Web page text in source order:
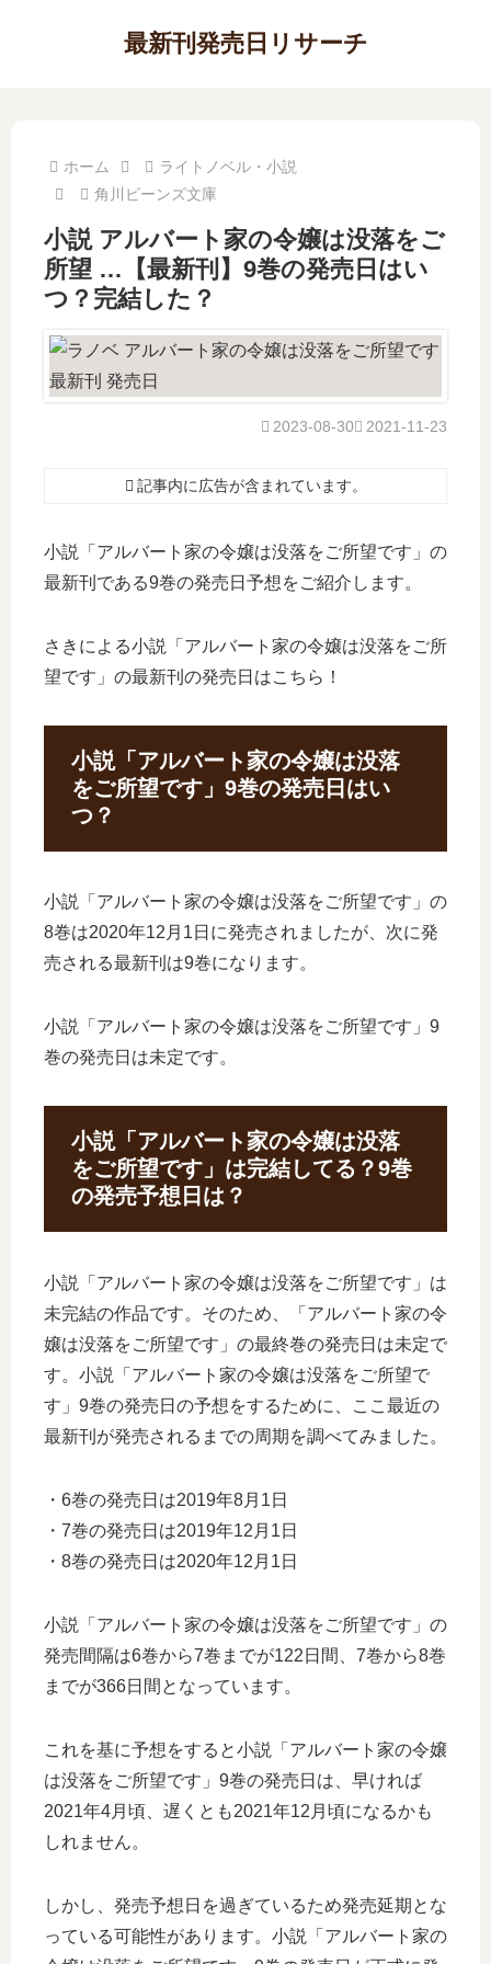
最新刊発売日リサーチ
ホーム
ライトノベル・小説
角川ビーンズ文庫
小説 アルバート家の令嬢は没落をご
所望 …【最新刊】9巻の発売日はい
つ？完結した？
2021-11-23
2023-08-30
記事内に広告が含まれています。
小説「アルバート家の令嬢は没落をご所望です」の
最新刊である9巻の発売日予想をご紹介します。
さきによる小説「アルバート家の令嬢は没落をご所
望です」の最新刊の発売日はこちら！
小説「アルバート家の令嬢は没落
をご所望です」9巻の発売日はい
つ？
小説「アルバート家の令嬢は没落をご所望です」の
8巻は2020年12月1日に発売されましたが、次に発
売される最新刊は9巻になります。
小説「アルバート家の令嬢は没落をご所望です」9
巻の発売日は未定です。
小説「アルバート家の令嬢は没落
をご所望です」は完結してる？9巻
の発売予想日は？
小説「アルバート家の令嬢は没落をご所望です」は
未完結の作品です。そのため、「アルバート家の令
嬢は没落をご所望です」の最終巻の発売日は未定で
す。小説「アルバート家の令嬢は没落をご所望で
す」9巻の発売日の予想をするために、ここ最近の
最新刊が発売されるまでの周期を調べてみました。
・6巻の発売日は2019年8月1日
・7巻の発売日は2019年12月1日
・8巻の発売日は2020年12月1日
小説「アルバート家の令嬢は没落をご所望です」の
発売間隔は6巻から7巻までが122日間、7巻から8巻
までが366日間となっています。
これを基に予想をすると小説「アルバート家の令嬢
は没落をご所望です」9巻の発売日は、早ければ
2021年4月頃、遅くとも2021年12月頃になるかも
しれません。
しかし、発売予想日を過ぎているため発売延期とな
っている可能性があります。小説「アルバート家の